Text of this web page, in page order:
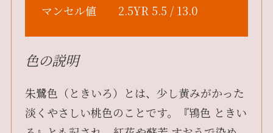
マンセル値 2.5YR 5.5 / 13.0
色の説明
朱鷺色（ときいろ）とは、少し黄みがかった
淡くやさしい桃色のことです。『鴇色 ときい